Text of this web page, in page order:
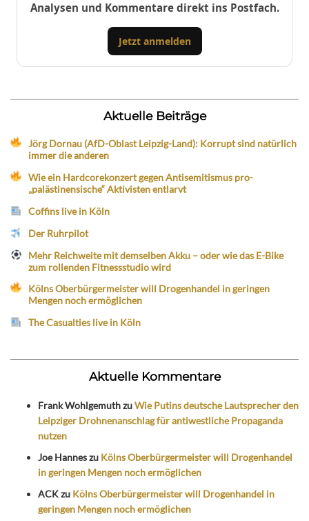
Analysen und Kommentare direkt ins Postfach.
Jetzt anmelden
Aktuelle Beiträge
Jörg Dornau (AfD-Oblast Leipzig-Land): Korrupt sind natürlich
immer die anderen
Wie ein Hardcorekonzert gegen Antisemitismus pro-
„palästinensische“ Aktivisten entlarvt
Coffins live in Köln
Der Ruhrpilot
Mehr Reichweite mit demselben Akku – oder wie das E-Bike
zum rollenden Fitnessstudio wird
Kölns Oberbürgermeister will Drogenhandel in geringen
Mengen noch ermöglichen
The Casualties live in Köln
Aktuelle Kommentare
Frank WohlgemuthzuWie Putins deutsche Lautsprecher den
Leipziger Drohnenanschlag für antiwestliche Propaganda
nutzen
Joe Hanneszu Kölns Oberbürgermeister will Drogenhandel
in geringen Mengen noch ermöglichen
ACKzu Kölns Oberbürgermeister will Drogenhandel in
geringen Mengen noch ermöglichen